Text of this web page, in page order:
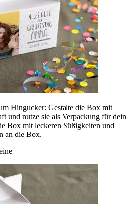
Hingucker: Gestalte die Box mit
und nutze sie als Verpackung für dein
Box mit leckeren Süßigkeiten und
an die Box.